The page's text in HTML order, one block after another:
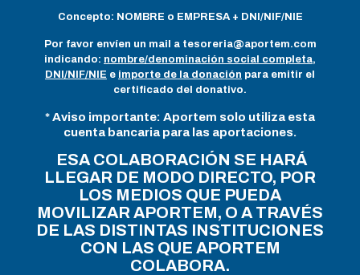
Concepto: NOMBRE o EMPRESA + DNI/NIF/NIE
Por favor envíen un mail a tesoreria@aportem.com
indicando: nombre/denominación social completa,
DNI/NIF/NIE e importe de la donación para emitir el
certificado del donativo.
* Aviso importante: Aportem solo utiliza esta
cuenta bancaria para las aportaciones.
ESA COLABORACIÓN SE HARÁ
LLEGAR DE MODO DIRECTO, POR
LOS MEDIOS QUE PUEDA
MOVILIZAR APORTEM, O A TRAVÉS
DE LAS DISTINTAS INSTITUCIONES
CON LAS QUE APORTEM
COLABORA.